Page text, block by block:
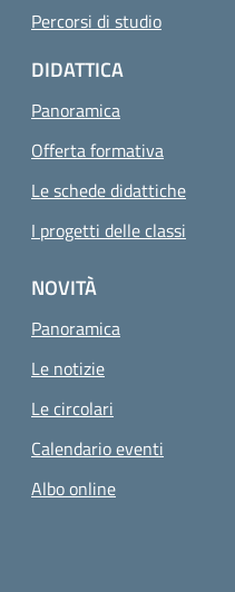
Percorsi di studio
DIDATTICA
Panoramica
Offerta formativa
Le schede didattiche
I progetti delle classi
NOVITÀ
Panoramica
Le notizie
Le circolari
Calendario eventi
Albo online
Small prints